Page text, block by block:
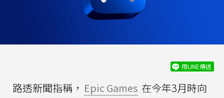
用LINE傳送
路透新聞指稱， Epic Games 在今年3月時向